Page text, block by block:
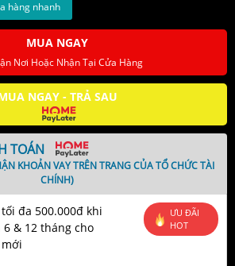
hàng nhanh
MUA NGAY
Nơi Hoặc Nhận Tại Cửa Hàng
NGAY - TRẢ SAU
TOÁN
KHOẢN VAY TRÊN TRANG CỦA TỔ CHỨC TÀI
CHÍNH)
đa 500.000đ khi
& 12 tháng cho
ƯU ĐÃI
HOT